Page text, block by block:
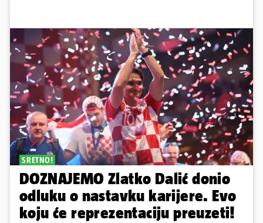
SRETNO!
DOZNAJEMO Zlatko Dalić donio
odluku o nastavku karijere. Evo
koju će reprezentaciju preuzeti!